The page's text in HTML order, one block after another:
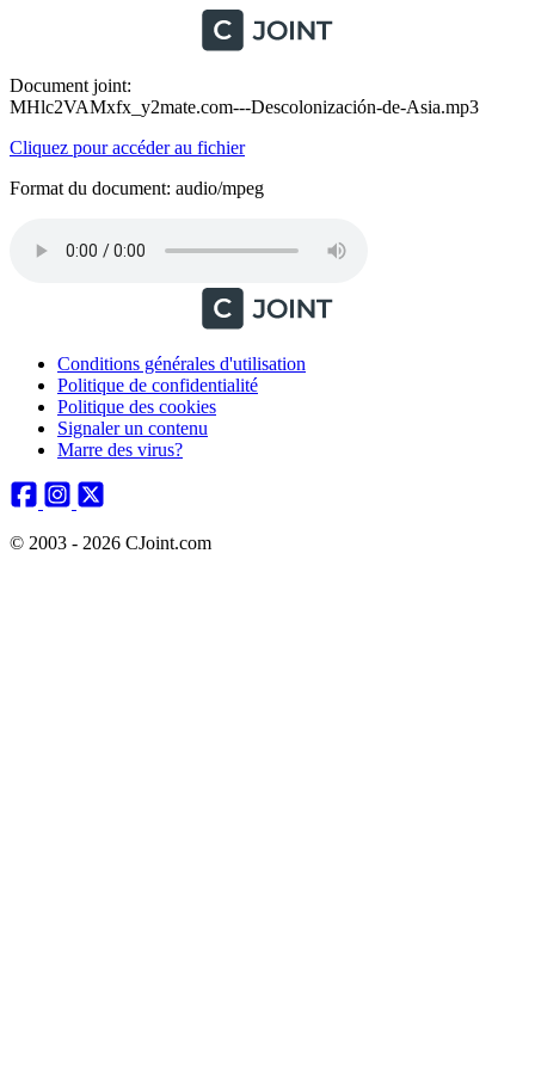
Document joint:
MHlc2VAMxfx_y2mate.com---Descolonización-de-Asia.mp3
Cliquez pour accéder au fichier
Format du document: audio/mpeg
Conditions générales d'utilisation
Politique de confidentialité
Politique des cookies
Signaler un contenu
Marre des virus?
© 2003 - 2026 CJoint.com